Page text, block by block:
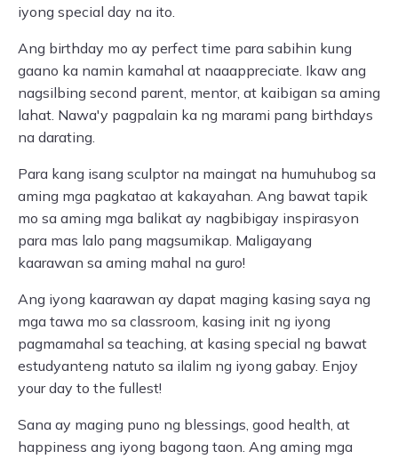
iyong special day na ito.
Ang birthday mo ay perfect time para sabihin kung
gaano ka namin kamahal at naaappreciate. Ikaw ang
nagsilbing second parent, mentor, at kaibigan sa aming
lahat. Nawa'y pagpalain ka ng marami pang birthdays
na darating.
Para kang isang sculptor na maingat na humuhubog sa
aming mga pagkatao at kakayahan. Ang bawat tapik
mo sa aming mga balikat ay nagbibigay inspirasyon
para mas lalo pang magsumikap. Maligayang
kaarawan sa aming mahal na guro!
Ang iyong kaarawan ay dapat maging kasing saya ng
mga tawa mo sa classroom, kasing init ng iyong
pagmamahal sa teaching, at kasing special ng bawat
estudyanteng natuto sa ilalim ng iyong gabay. Enjoy
your day to the fullest!
Sana ay maging puno ng blessings, good health, at
happiness ang iyong bagong taon. Ang aming mga